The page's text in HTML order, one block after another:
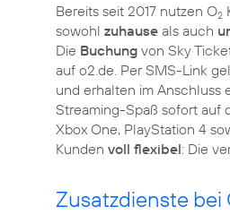
Bereits seit 2017 nutzen O2
sowohl zuhause als auch
Die Buchung von Sky
auf o2.de. Per SMS-Link
und erhalten im Anschluss
Streaming-Spaß sofort auf
Xbox One, PlayStation 4
Kunden voll flexibel: Die
Zusatzdienste bei